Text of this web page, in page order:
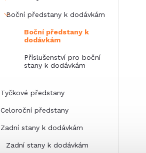
Boční předstany k dodávkám
Boční předstany k
dodávkám
Příslušenství pro boční
stany k dodávkám
Tyčkové předstany
Celoroční předstany
Zadní stany k dodávkám
Zadní stany k dodávkám